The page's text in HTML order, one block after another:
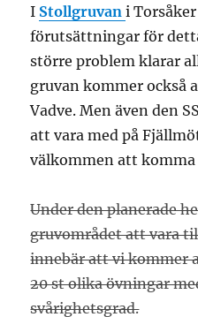
I Stollgruvan i
förutsättningar för
större problem klarar
gruvan kommer också
Vadve. Men även den
att vara med på
välkommen att komma
Under den planerade
gruvområdet att vara
innebär att vi kommer
20 st olika övningar
svårighetsgrad.